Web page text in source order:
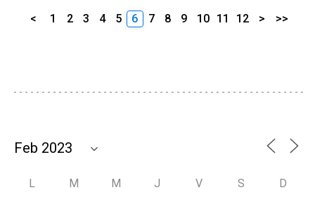
< 1 2 3 4 5 6 7 8 9 10 11 12 > >>
L M M J V S D